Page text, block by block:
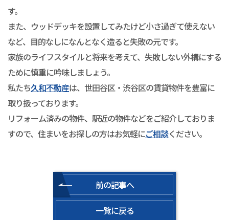
す。
また、ウッドデッキを設置してみたけど小さ過ぎて使えない
など、目的なしになんとなく造ると失敗の元です。
家族のライフスタイルと将来を考えて、失敗しない外構にする
ために慎重に吟味しましょう。
私たち久和不動産は、世田谷区・渋谷区の賃貸物件を豊富に
取り扱っております。
リフォーム済みの物件、駅近の物件などをご紹介しておりま
すので、住まいをお探しの方はお気軽にご相談ください。
前の記事へ
一覧に戻る